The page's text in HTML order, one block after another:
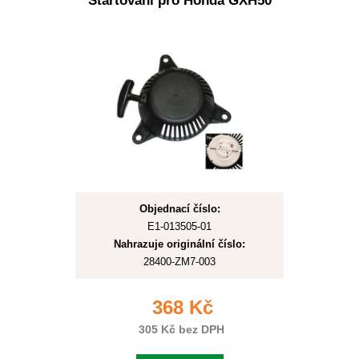
Objednací číslo:
E1-013505-01
Nahrazuje originální číslo:
28400-ZM7-003
368 Kč
305 Kč bez DPH